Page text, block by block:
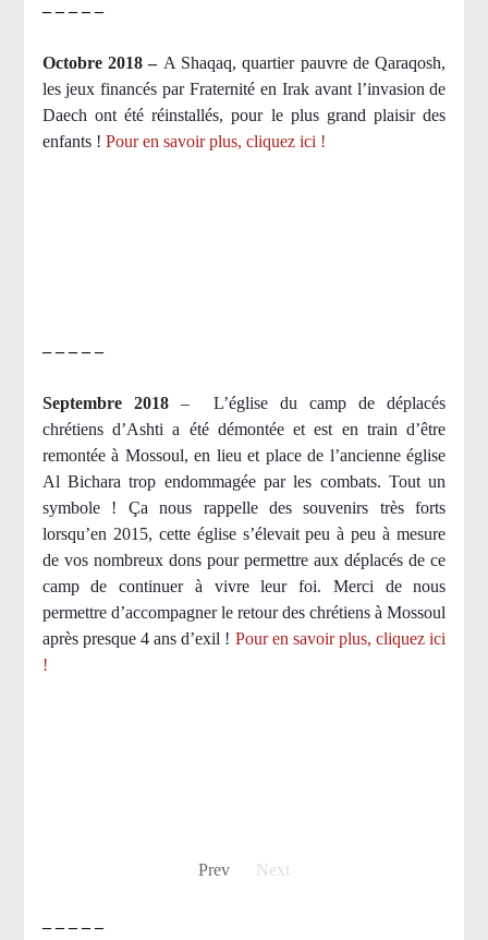
– – – – –
Octobre 2018 – A Shaqaq, quartier pauvre de Qaraqosh,
les jeux financés par Fraternité en Irak​ avant l’invasion de
Daech ont été réinstallés, pour le plus grand plaisir des
enfants ! Pour en savoir plus, cliquez ici !
– – – – –
Septembre 2018 –
L’église du camp de déplacés
chrétiens d’Ashti a été démontée et est en train d’être
remontée à Mossoul, en lieu et place de l’ancienne église
Al Bichara trop endommagée par les combats. Tout un
symbole ! Ça nous rappelle des souvenirs très forts
lorsqu’en 2015, cette église s’élevait peu à peu à mesure
de vos nombreux dons pour permettre aux déplacés de ce
camp de continuer à vivre leur foi. Merci de nous
permettre d’accompagner le retour des chrétiens à Mossoul
après presque 4 ans d’exil ! Pour en savoir plus, cliquez ici
!
Prev Next
– – – – –